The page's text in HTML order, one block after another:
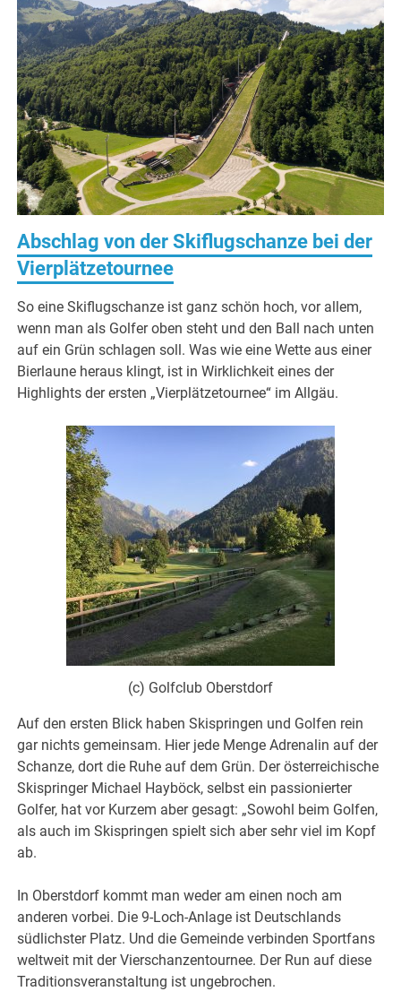
Abschlag von der Skiflugschanze bei der
Vierplätzetournee
So eine Skiflugschanze ist ganz schön hoch, vor allem,
wenn man als Golfer oben steht und den Ball nach unten
auf ein Grün schlagen soll. Was wie eine Wette aus einer
Bierlaune heraus klingt, ist in Wirklichkeit eines der
Highlights der ersten „Vierplätzetournee“ im Allgäu.
(c) Golfclub Oberstdorf
Auf den ersten Blick haben Skispringen und Golfen rein
gar nichts gemeinsam. Hier jede Menge Adrenalin auf der
Schanze, dort die Ruhe auf dem Grün. Der österreichische
Skispringer Michael Hayböck, selbst ein passionierter
Golfer, hat vor Kurzem aber gesagt: „Sowohl beim Golfen,
als auch im Skispringen spielt sich aber sehr viel im Kopf
ab.
In Oberstdorf kommt man weder am einen noch am
anderen vorbei. Die 9-Loch-Anlage ist Deutschlands
südlichster Platz. Und die Gemeinde verbinden Sportfans
weltweit mit der Vierschanzentournee. Der Run auf diese
Traditionsveranstaltung ist ungebrochen.